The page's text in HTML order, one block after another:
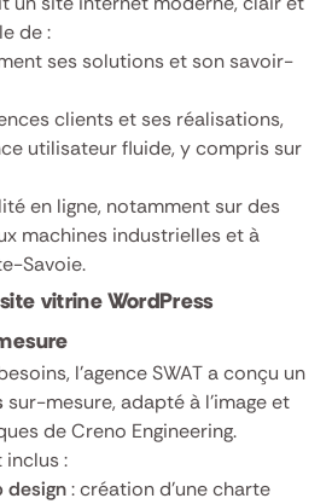
de :
ses solutions et son savoir-
clients et ses réalisations,
utilisateur fluide, y compris sur
en ligne, notamment sur des
machines industrielles et à
Savoie.
vitrine WordPress
l’agence SWAT a conçu un
sur-mesure, adapté à l’image et
de Creno Engineering.
:
design: création d’une charte